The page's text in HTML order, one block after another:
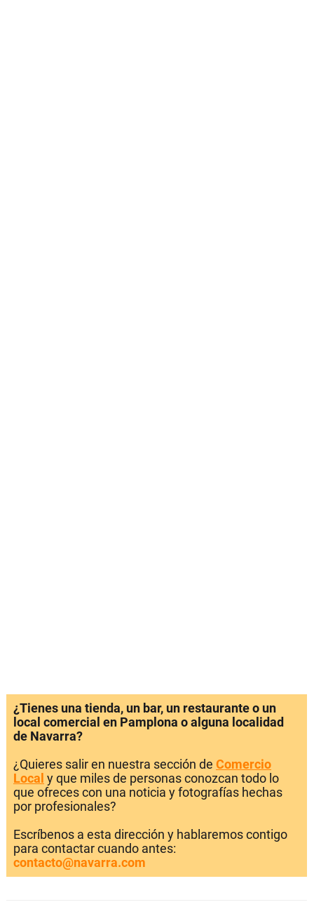
¿Tienes una tienda, un bar, un restaurante o un
local comercial en Pamplona o alguna localidad
de Navarra?
¿Quieres salir en nuestra sección de Comercio
Local y que miles de personas conozcan todo lo
que ofreces con una noticia y fotografías hechas
por profesionales?
Escríbenos a esta dirección y hablaremos contigo
para contactar cuando antes:
contacto@navarra.com